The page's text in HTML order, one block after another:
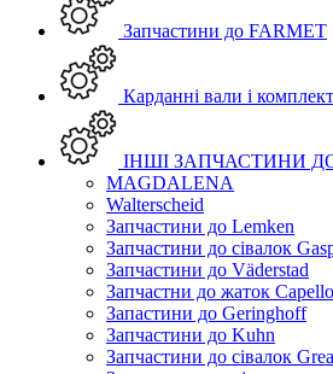
Запчастини до FARMET
Карданні вали і
ІНШІ ЗАПЧАСТИНИ
MAGDALENA
Walterscheid
Запчастини до Lemken
Запчастини до сівалок
Запчастини до Väderstad
Запчастни до жаток Capello
Запастини до Geringhoff
Запчастини до Kuhn
Запчастини до сівалок